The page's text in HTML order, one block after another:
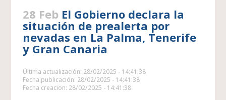
28 Feb El Gobierno declara la
situación de prealerta por
nevadas en La Palma, Tenerife
y Gran Canaria
Última actualización: 28/02/2025 - 14:41:38
Fecha publicación: 28/02/2025 - 14:41:38
Fecha creacion: 28/02/2025 - 14:41:38